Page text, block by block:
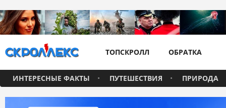
ТОПСКРОЛЛ ОБРАТКА
ИНТЕРЕСНЫЕ ФАКТЫ ПУТЕШЕСТВИЯ ПРИРОДА